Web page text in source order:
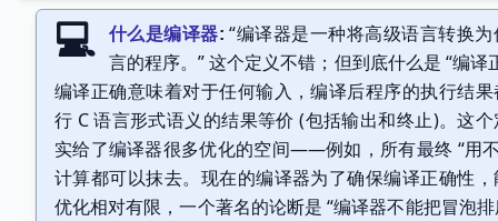
什么是编译器
“编译器是一种将高级语言转换
言的程序。” 这个定义不错；但到底什么是 “编译
编译正确意味着对于任何输入，编译后程序的执行结
行 C 语言形式语义的结果等价 (包括输出和终止)。这
实给了编译器很多优化的空间——例如，所有最终 “用
计算都可以抹去。现在的编译器为了确保编译正确性
优化相对有限，一个著名的论断是 “编译器不能把冒泡